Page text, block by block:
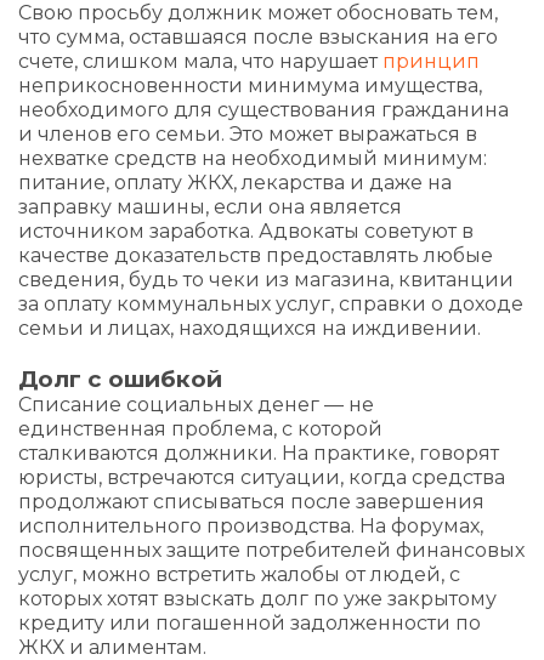
Свою просьбу должник может обосновать тем,
что сумма, оставшаяся после взыскания на его
счете, слишком мала, что нарушает принцип
неприкосновенности минимума имущества,
необходимого для существования гражданина
и членов его семьи. Это может выражаться в
нехватке средств на необходимый минимум:
питание, оплату ЖКХ, лекарства и даже на
заправку машины, если она является
источником заработка. Адвокаты советуют в
качестве доказательств предоставлять любые
сведения, будь то чеки из магазина, квитанции
за оплату коммунальных услуг, справки о доходе
семьи и лицах, находящихся на иждивении.
Долг с ошибкой
Списание социальных денег — не
единственная проблема, с которой
сталкиваются должники. На практике, говорят
юристы, встречаются ситуации, когда средства
продолжают списываться после завершения
исполнительного производства. На форумах,
посвященных защите потребителей финансовых
услуг, можно встретить жалобы от людей, с
которых хотят взыскать долг по уже закрытому
кредиту или погашенной задолженности по
ЖКХ и алиментам.